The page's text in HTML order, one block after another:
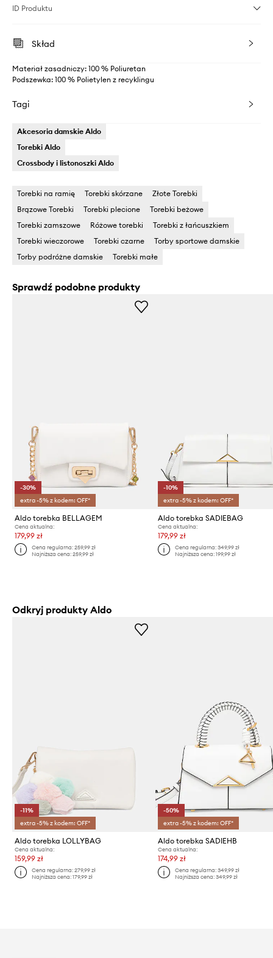
ID Produktu
Skład
Materiał zasadniczy: 100 % Poliuretan
Podszewka: 100 % Polietylen z recyklingu
Tagi
Akcesoria damskie Aldo
Torebki Aldo
Crossbody i listonoszki Aldo
Torebki na ramię Torebki skórzane
Złote Torebki
Brązowe Torebki
Torebki plecione
Torebki beżowe
Torebki zamszowe
Różowe torebki
Torebki z łańcuszkiem
Torebki wieczorowe
Torebki czarne
Torby sportowe damskie
Torby podróżne damskie
Torebki małe
Sprawdź podobne produkty
-30%
extra -5% z kodem: OFF*
Aldo torebka BELLAGEM
Cena aktualna:
179,99 zł
Cena regularna:259,99 zł
Najniższa cena:259,99 zł
-10%
extra -5% z kodem: OFF*
Aldo torebka SADIEBAG
Cena aktualna:
179,99 zł
Cena regularna: 349,99 zł
Najniższa cena: 199,99 zł
Odkryj produkty Aldo
-11%
extra -5% z kodem: OFF*
Aldo torebka LOLLYBAG
Cena aktualna:
159,99 zł
Cena regularna:279,99 zł
Najniższa cena:179,99 zł
-50%
extra -5% z kodem: OFF*
Aldo torebka SADIEHB
Cena aktualna:
174,99 zł
Cena regularna: 349,99 zł
Najniższa cena: 349,99 zł